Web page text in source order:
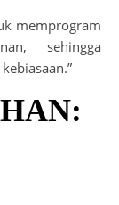
memprogram
sehingga